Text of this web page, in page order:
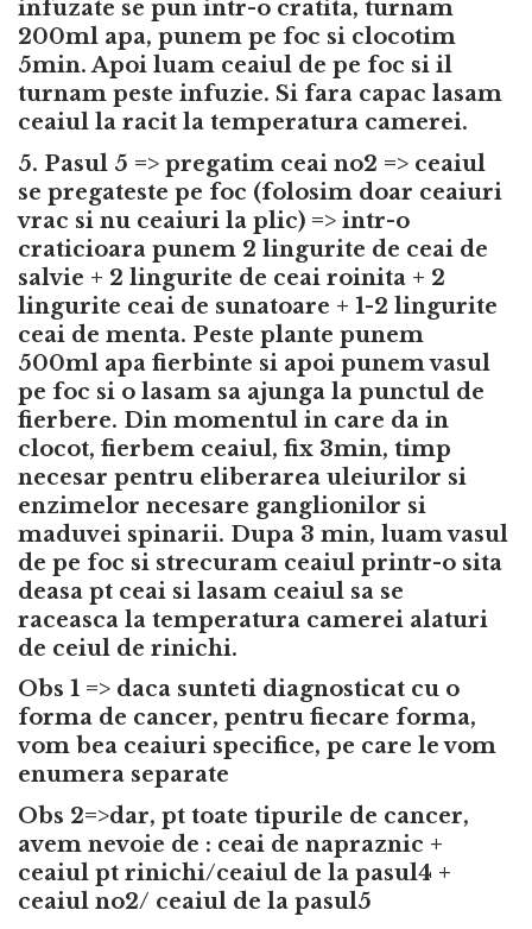
infuzate se pun intr-o cratita, turnam
200ml apa, punem pe foc si clocotim
5min. Apoi luam ceaiul de pe foc si il
turnam peste infuzie. Si fara capac lasam
ceaiul la racit la temperatura camerei.
5. Pasul 5 => pregatim ceai no2 => ceaiul
se pregateste pe foc (folosim doar ceaiuri
vrac si nu ceaiuri la plic) => intr-o
craticioara punem 2 lingurite de ceai de
salvie + 2 lingurite de ceai roinita + 2
lingurite ceai de sunatoare + 1-2 lingurite
ceai de menta. Peste plante punem
500ml apa fierbinte si apoi punem vasul
pe foc si o lasam sa ajunga la punctul de
fierbere. Din momentul in care da in
clocot, fierbem ceaiul, fix 3min, timp
necesar pentru eliberarea uleiurilor si
enzimelor necesare ganglionilor si
maduvei spinarii. Dupa 3 min, luam vasul
de pe foc si strecuram ceaiul printr-o sita
deasa pt ceai si lasam ceaiul sa se
raceasca la temperatura camerei alaturi
de ceiul de rinichi.
Obs 1 => daca sunteti diagnosticat cu o
forma de cancer, pentru fiecare forma,
vom bea ceaiuri specifice, pe care le vom
enumera separate
Obs 2=>dar, pt toate tipurile de cancer,
avem nevoie de : ceai de napraznic +
ceaiul pt rinichi/ceaiul de la pasul4 +
ceaiul no2/ ceaiul de la pasul5